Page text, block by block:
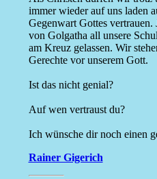
immer wieder auf uns laden
Gegenwart Gottes vertrauen.
von Golgatha all unsere
am Kreuz gelassen. Wir
Gerechte vor unserem Gott.
Ist das nicht genial?
Auf wen vertraust du?
Ich wünsche dir noch einen
Rainer Gigerich